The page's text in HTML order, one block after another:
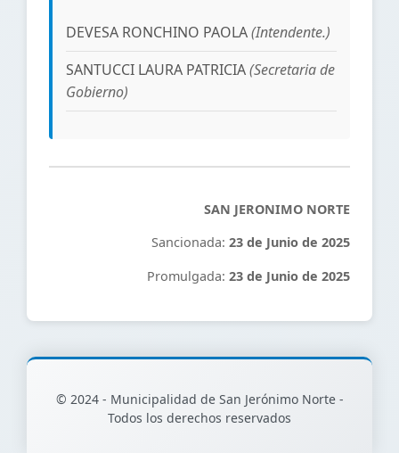
DEVESA RONCHINO PAOLA(Intendente.)
SANTUCCI LAURA PATRICIA(Secretaria de
Gobierno)
SAN JERONIMO NORTE
Sancionada: 23 de Junio de 2025
Promulgada: 23 de Junio de 2025
© 2024 - Municipalidad de San Jerónimo Norte -
Todos los derechos reservados